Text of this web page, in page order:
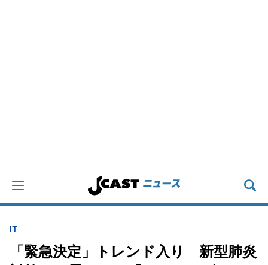
IT
「緊急決定」トレンド入り 新型肺炎